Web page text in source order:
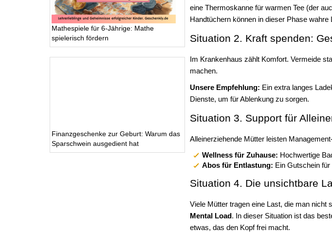
eine Thermoskanne für warmen Tee (der
Handtüchern können in dieser Phase wahre
Situation 2. Kraft spenden:
Im Krankenhaus zählt Komfort. Vermeide
machen.
Unsere Empfehlung: Ein extra langes
Dienste, um für Ablenkung zu sorgen.
Situation 3. Support für
Alleinerziehende Mütter leisten
Wellness für Zuhause: Hochwertige
Abos für Entlastung: Ein Gutschein
Situation 4. Die unsichtbare
Viele Mütter tragen eine Last, die man nicht
Mental Load. In dieser Situation ist das
etwas, das den Kopf frei macht.
Mathespiele für 6-Jährige: Mathe
spielerisch fördern
Finanzgeschenke zur Geburt: Warum das
Sparschwein ausgedient hat